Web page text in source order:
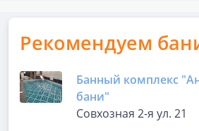
Рекомендуем
Банный комплекс
бани"
Совхозная 2-я ул. 21